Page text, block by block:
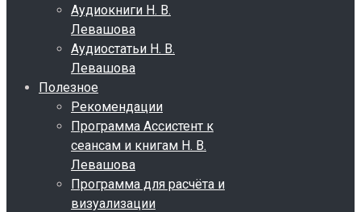
Аудиокниги Н. В.
Левашова
Аудиостатьи Н. В.
Левашова
Полезное
Рекомендации
Программа Ассистент к
сеансам и книгам Н. В.
Левашова
Программа для расчёта и
визуализации